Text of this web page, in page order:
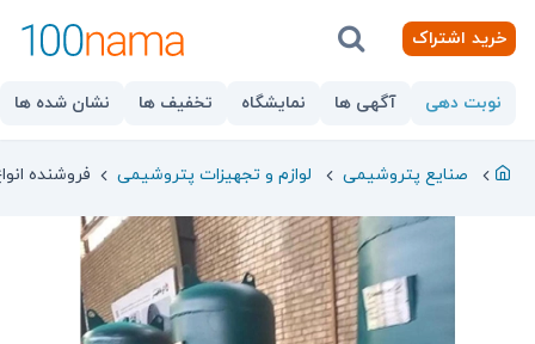
خرید اشتراک
نوبت دهی آگهی ها نمایشگاه تخفیف ها نشان شده ها
صنایع پتروشیمی لوازم و تجهیزات پتروشیمی فروشنده